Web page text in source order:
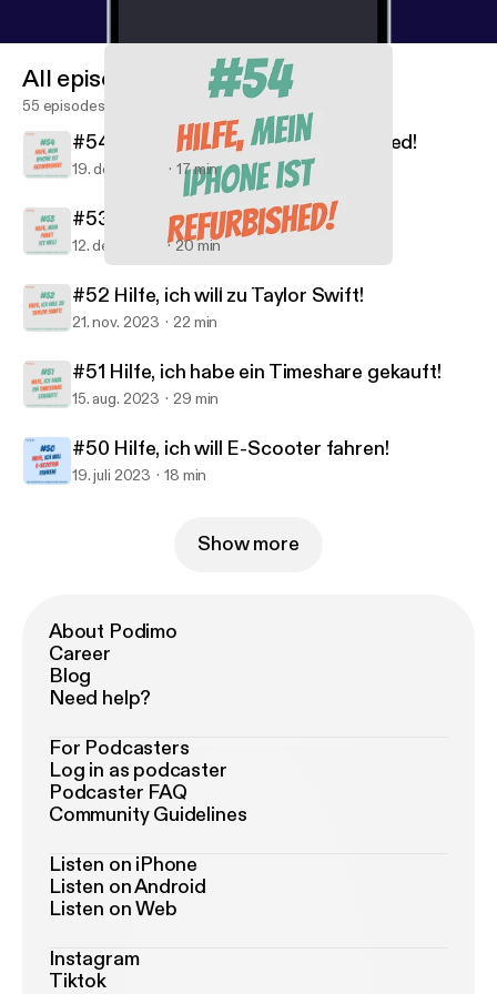
erschied-gewaehrleistung-und-garantie.html]:
Deine Rechte bei einem Defekt oder Mangel ❤️‍🩹
Hilfe, mein Toaster brennt!
All episodes
55 episodes
#54 Hilfe, mein iPhone ist Refurbished!
19. dec. 2023 17 min
#53 Hilfe, mein Paket ist weg!
12. dec. 2023 20 min
#52 Hilfe, ich will zu Taylor Swift!
21. nov. 2023 22 min
#51 Hilfe, ich habe ein Timeshare gekauft!
15. aug. 2023 29 min
#50 Hilfe, ich will E-Scooter fahren!
19. juli 2023 18 min
Show more
About Podimo
Career
Blog
Need help?
For Podcasters
Log in as podcaster
Podcaster FAQ
Community Guidelines
Listen on iPhone
Listen on Android
Listen on Web
Instagram
Tiktok